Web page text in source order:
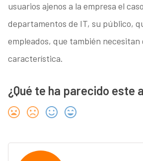
usuarios ajenos a la empresa el
departamentos de IT, su público,
empleados, que también necesitan
característica.
¿Qué te ha parecido este